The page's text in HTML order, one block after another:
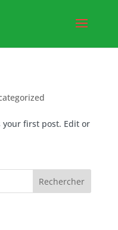
your first post. Edit or
Rechercher